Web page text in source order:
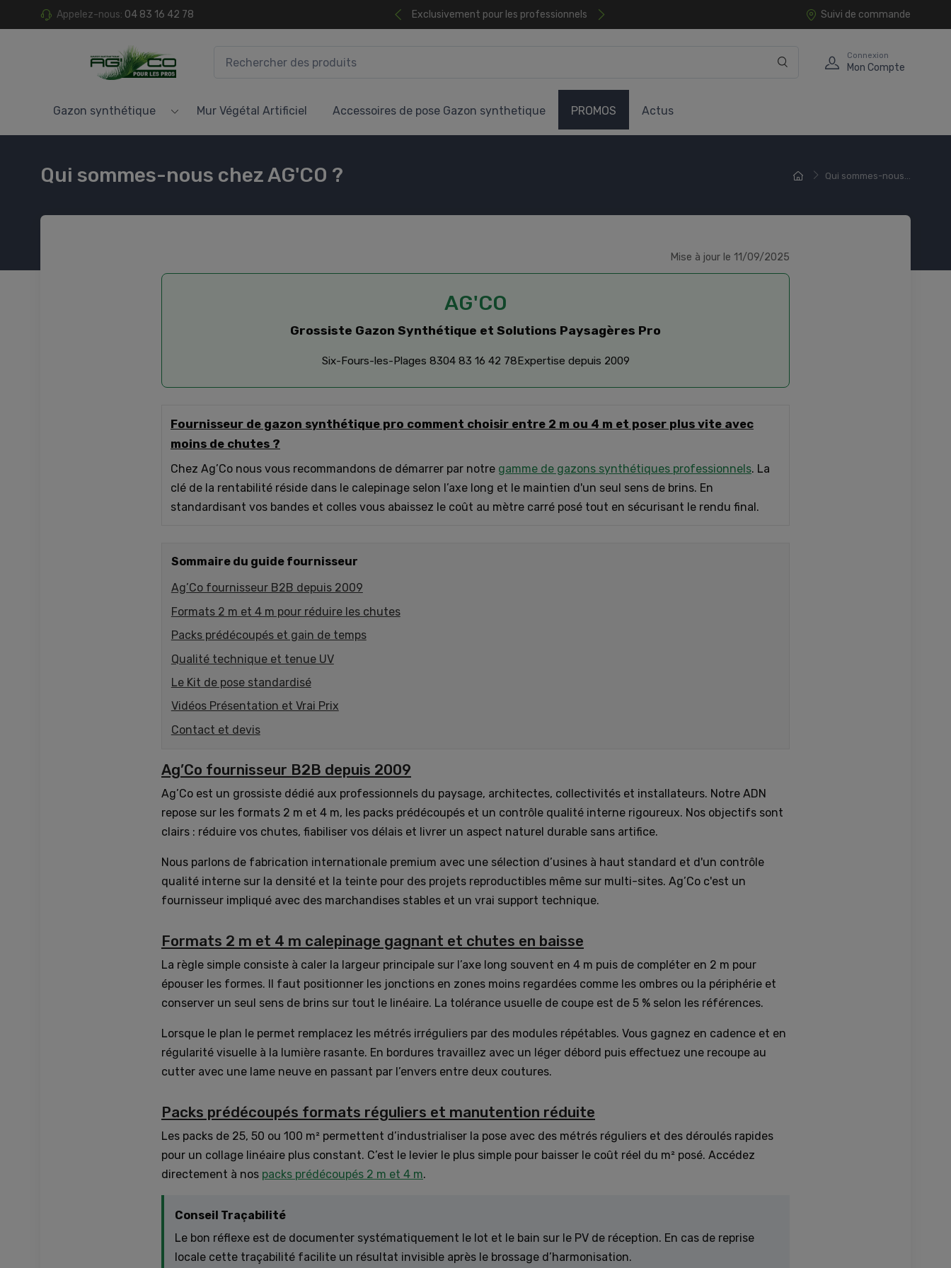
Appelez-nous: 04 83 16 42 78 Exclusivement pour les professionnels Suivi de commande
Connexion
Mon Compte
Gazon synthétique Mur Végétal Artificiel Accessoires de pose Gazon synthetique PROMOS Actus
Qui sommes-nous...
Qui sommes-nous chez AG'CO ?
Mise à jour le 11/09/2025
AG'CO
Grossiste Gazon Synthétique et Solutions Paysagères Pro
Six-Fours-les-Plages 8304 83 16 42 78Expertise depuis 2009
Fournisseur de gazon synthétique pro comment choisir entre 2 m ou 4 m et poser plus vite avec
moins de chutes ?
Chez Ag’Co nous vous recommandons de démarrer par notre gamme de gazons synthétiques professionnels. La
clé de la rentabilité réside dans le calepinage selon l’axe long et le maintien d'un seul sens de brins. En
standardisant vos bandes et colles vous abaissez le coût au mètre carré posé tout en sécurisant le rendu final.
Sommaire du guide fournisseur
Ag’Co fournisseur B2B depuis 2009
Formats 2 m et 4 m pour réduire les chutes
Packs prédécoupés et gain de temps
Qualité technique et tenue UV
Le Kit de pose standardisé
Vidéos Présentation et Vrai Prix
Contact et devis
Ag’Co fournisseur B2B depuis 2009
Ag’Co est un grossiste dédié aux professionnels du paysage, architectes, collectivités et installateurs. Notre ADN
repose sur les formats 2 m et 4 m, les packs prédécoupés et un contrôle qualité interne rigoureux. Nos objectifs sont
clairs : réduire vos chutes, fiabiliser vos délais et livrer un aspect naturel durable sans artifice.
Nous parlons de fabrication internationale premium avec une sélection d’usines à haut standard et d'un contrôle
qualité interne sur la densité et la teinte pour des projets reproductibles même sur multi-sites. Ag’Co c'est un
fournisseur impliqué avec des marchandises stables et un vrai support technique.
Formats 2 m et 4 m calepinage gagnant et chutes en baisse
La règle simple consiste à caler la largeur principale sur l’axe long souvent en 4 m puis de compléter en 2 m pour
épouser les formes. Il faut positionner les jonctions en zones moins regardées comme les ombres ou la périphérie et
conserver un seul sens de brins sur tout le linéaire. La tolérance usuelle de coupe est de 5 % selon les références.
Lorsque le plan le permet remplacez les métrés irréguliers par des modules répétables. Vous gagnez en cadence et en
régularité visuelle à la lumière rasante. En bordures travaillez avec un léger débord puis effectuez une recoupe au
cutter avec une lame neuve en passant par l’envers entre deux coutures.
Packs prédécoupés formats réguliers et manutention réduite
Les packs de 25, 50 ou 100 m² permettent d’industrialiser la pose avec des métrés réguliers et des déroulés rapides
pour un collage linéaire plus constant. C’est le levier le plus simple pour baisser le coût réel du m² posé. Accédez
directement à nos packs prédécoupés 2 m et 4 m.
Conseil Traçabilité
Le bon réflexe est de documenter systématiquement le lot et le bain sur le PV de réception. En cas de reprise
locale cette traçabilité facilite un résultat invisible après le brossage d’harmonisation.